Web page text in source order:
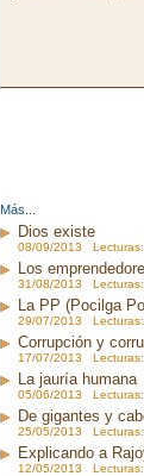
Más...
Dios existe
08/09/2013
Los
31/08/2013 Lecturas:
La PP (Pocilga
29/07/2013 Lecturas:
Corrupción y
17/07/2013 Lecturas:
La jauría humana
05/06/2013 Lecturas:
De gigantes y
25/05/2013 Lecturas:
Explicando a
12/05/2013 Lecturas: